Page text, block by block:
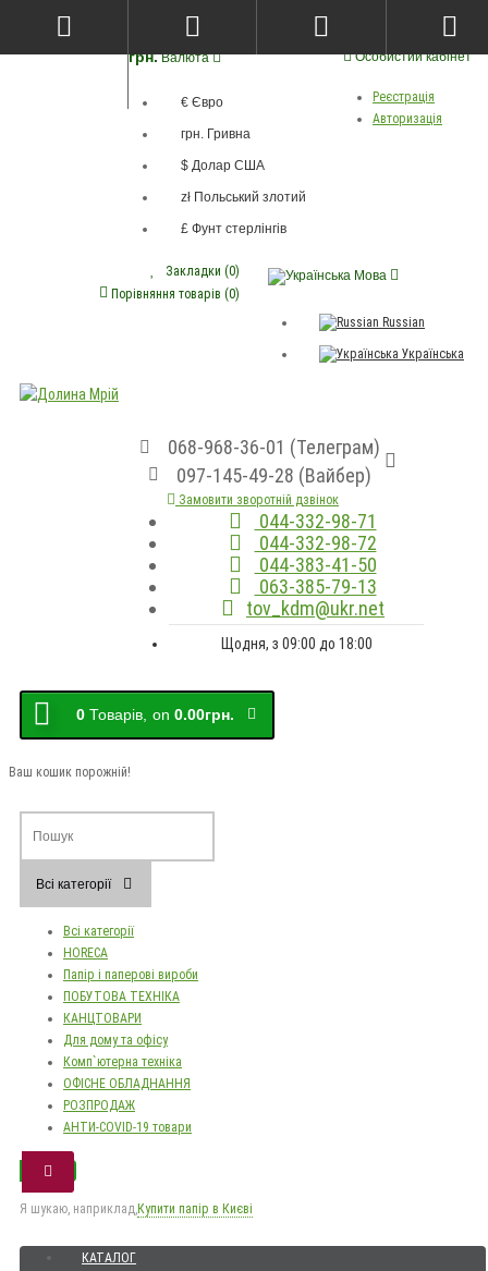
Особистий кабінет
Реєстрація
Авторизація
грн. Валюта
€ Євро
грн. Гривна
$ Долар США
zł Польський злотий
£ Фунт стерлінгів
Мова
Russian
Українська
Закладки (0)
Порівняння товарів (0)
068-968-36-01 (Телеграм)
097-145-49-28 (Вайбер)
Замовити зворотній дзвінок
044-332-98-71
044-332-98-72
044-383-41-50
063-385-79-13
tov_kdm@ukr.net
Щодня, з 09:00 до 18:00
0 Товарів, on 0.00грн.
Ваш кошик порожній!
Всі категорії
Всі категорії
HORECA
Папір і паперові вироби
ПОБУТОВА ТЕХНІКА
КАНЦТОВАРИ
Для дому та офісу
Комп`ютерна техніка
ОФІСНЕ ОБЛАДНАННЯ
РОЗПРОДАЖ
АНТИ-COVID-19 товари
Я шукаю, наприклад, Купити папір в Києві
КАТАЛОГ